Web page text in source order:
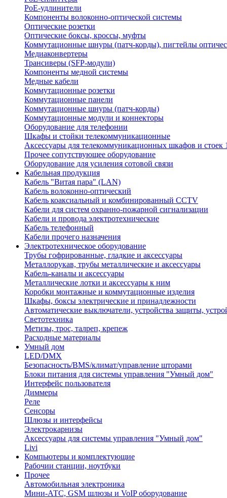
PoE-удлинители
Компоненты волоконно-оптической системы
Оптические розетки
Оптические боксы, кроссы, муфты
Коммутационные шнуры (патч-корды), пигтейлы
Медиаконвертеры
Трансиверы (SFP-модули)
Компоненты медной системы
Медные кабели
Коммутационные розетки
Коммутационные панели
Коммутационные шнуры (патч-корды)
Коммутационные модули и коннекторы
Оборудование для телефонии
Шкафы и стойки телекоммуникационные
Аксессуары для телекоммуникационных шкафов и стоек
Прочее сопутствующее оборудование
Оборудование для усиления сотовой связи
Кабельная продукция
Кабель "Витая пара" (LAN)
Кабель волоконно-оптический
Кабель коаксиальный и комбинированный CCTV
Кабели для систем охранно-пожарной сигнализации
Кабели и провода электротехнические
Кабель телефонный
Кабели прочего назначения
Электротехническое оборудование
Трубы гофрированные, гладкие и аксессуары
Металлорукав, трубы металлические и аксессуары
Кабель-каналы и аксессуары
Металлические лотки и аксессуары к ним
Коробки монтажные и коммутационные изделия
Шкафы, боксы электрические и принадлежности
Автоматические выключатели, устройства защиты,
Светотехника
Метизы, трос, талреп, крепеж
Расходные материалы
Умный дом
LED/DMX
Безопасность/BMS/климат/управление шторами
Блоки питания для системы управления "Умный дом"
Интерфейс пользователя
Диммеры
Реле
Сенсоры
Шлюзы и интерфейсы
Электрокарнизы
Аксессуары для системы управления "Умный дом"
Livi
Компьютеры и комплектующие
Рабочии станции, ноутбуки
Прочее
Автомобильная электроника
Мини-АТС, GSM шлюзы и VoIP оборудование